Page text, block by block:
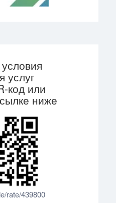
услуг
код или
ниже
rate/439800